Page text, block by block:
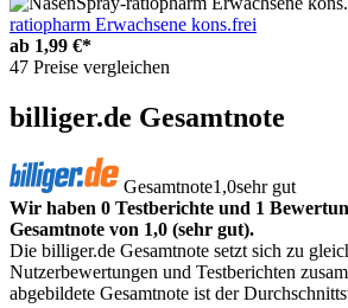
ratiopharm Erwachsene kons.frei
ab 1,99 €*
47 Preise vergleichen
billiger.de Gesamtnote
Gesamtnote1,0sehr gut
Wir haben 0 Testberichte und 1
Gesamtnote von 1,0 (sehr gut).
Die billiger.de Gesamtnote setzt sich zu
Nutzerbewertungen und Testberichten
abgebildete Gesamtnote ist der